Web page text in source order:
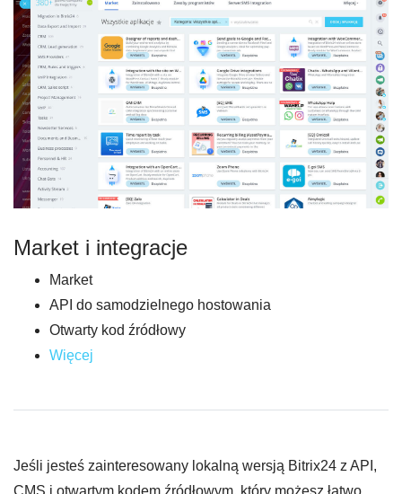
Market i integracje
Market
API do samodzielnego hostowania
Otwarty kod źródłowy
Więcej
Jeśli jesteś zainteresowany lokalną wersją Bitrix24 z API,
CMS i otwartym kodem źródłowym, który możesz łatwo